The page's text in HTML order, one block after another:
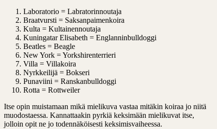
Laboratorio = Labratorinnoutaja
Braatvursti = Saksanpaimenkoira
Kulta = Kultainennoutaja
Kuningatar Elisabeth = Englanninbulldoggi
Beatles = Beagle
New York = Yorkshirenterrieri
Villa = Villakoira
Nyrkkeilijä = Bokseri
Punaviini = Ranskanbulldoggi
Rotta = Rottweiler
Itse opin muistamaan mikä mielikuva vastaa mitäkin koiraa jo niitä
muodostaessa. Kannattaakin pyrkiä keksimään mielikuvat itse,
jolloin opit ne jo todennäköisesti keksimisvaiheessa.